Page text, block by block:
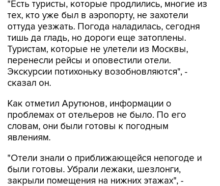
оттуда уезжать. Погода наладилась, сегодня
тишь да гладь, но дороги еще затоплены.
Туристам, которые не улетели из Москвы,
перенесли рейсы и оповестили отели.
Экскурсии потихоньку возобновляются", -
сказал он.
Как отметил Арутюнов, информации о
словам, они были готовы к погодным
явлениям.
"Отели знали о приближающейся непогоде и
закрыли помещения на нижних этажах", -
сказал эксперт.